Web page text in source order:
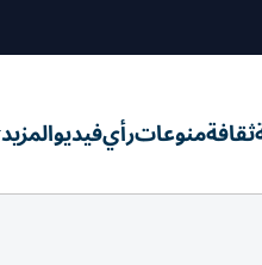
ثقافةمنوعاترأيفيديوالمزيد